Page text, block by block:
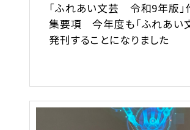
「ふれあい文芸 令和9年版」
集要項 今年度も「ふれあい
発刊することになりました